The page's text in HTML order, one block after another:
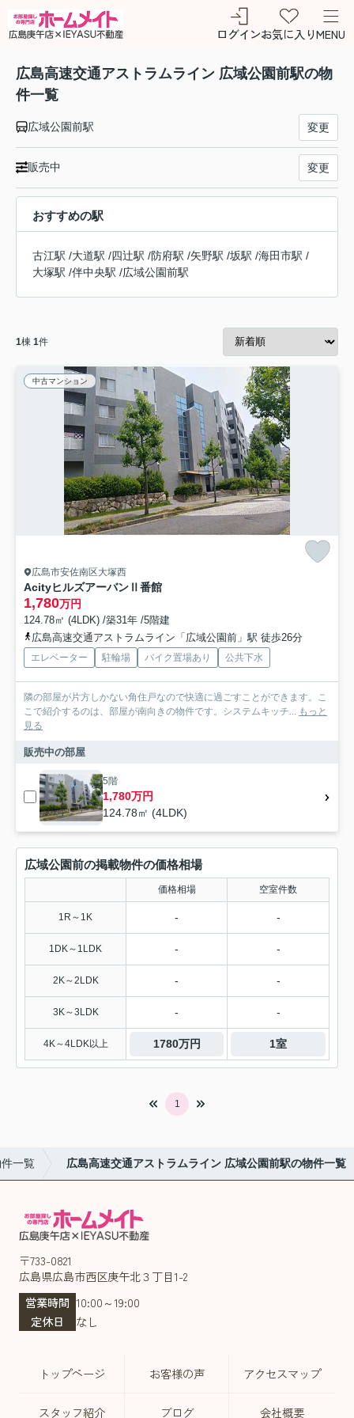
ログインお気に入りMENU
広島高速交通アストラムライン 広域公園前駅の物
件一覧
広域公園前駅 変更
販売中 変更
おすすめの駅
古江駅 /大道駅 /四辻駅 /防府駅 /矢野駅 /坂駅 /海田市駅 /
大塚駅 /伴中央駅 /広域公園前駅
1棟 1件
中古マンション
広島市安佐南区大塚西
AcityヒルズアーバンⅡ番館
1,780万円
124.78㎡ (4LDK) /築31年 /5階建
広島高速交通アストラムライン「広域公園前」駅 徒歩26分
エレベーター 駐輪場 バイク置場あり 公共下水
隣の部屋が片方しかない角住戸なので快適に過ごすことができます。こ
こで紹介するのは、部屋が南向きの物件です。システムキッチ...
もっと
見る
販売中の部屋
5階
1,780万円
124.78㎡ (4LDK)
広域公園前の掲載物件の価格相場
価格相場 空室件数
1R～1K - -
1DK～1LDK - -
2K～2LDK - -
3K～3LDK - -
4K～4LDK以上 1780万円 1室
1
一覧 広島高速交通アストラムライン 広域公園前駅の物件一覧
〒733-0821
広島県広島市西区庚午北３丁目1-2
営業時間 10:00～19:00
定休日
なし
トップページ お客様の声 アクセスマップ
スタッフ紹介 ブログ 会社概要